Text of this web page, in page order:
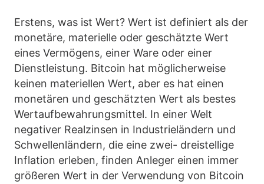
Erstens, was ist Wert? Wert ist definiert als der
monetäre, materielle oder geschätzte Wert
eines Vermögens, einer Ware oder einer
Dienstleistung. Bitcoin hat möglicherweise
keinen materiellen Wert, aber es hat einen
monetären und geschätzten Wert als bestes
Wertaufbewahrungsmittel. In einer Welt
negativer Realzinsen in Industrieländern und
Schwellenländern, die eine zwei- dreistellige
Inflation erleben, finden Anleger einen immer
größeren Wert in der Verwendung von Bitcoin